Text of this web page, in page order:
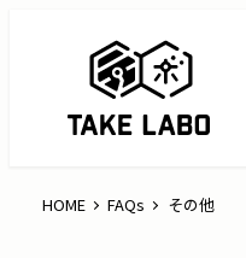
HOME FAQs その他